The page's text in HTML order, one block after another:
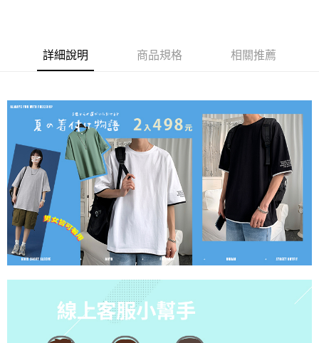
外島郵寄詳細說明 商品規格 相關推薦